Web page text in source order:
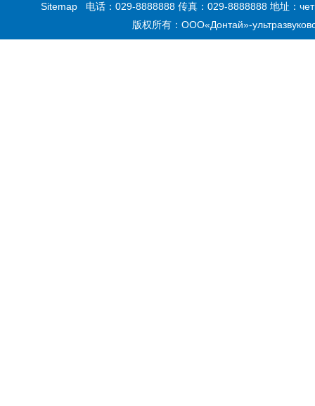
Sitemap电话： 029-8888888传真： 029-8888888地址：
版权所有：ООО«Донтай»-